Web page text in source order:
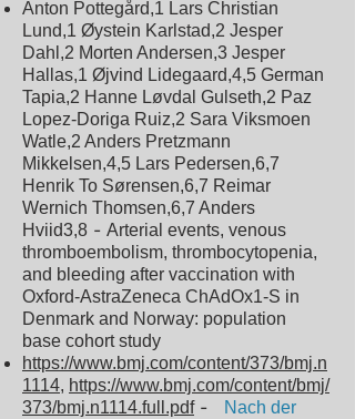
Anton Pottegård,1 Lars Christian
Lund,1 Øystein Karlstad,2 Jesper
Dahl,2 Morten Andersen,3 Jesper
Hallas,1 Øjvind Lidegaard,4,5 German
Tapia,2 Hanne Løvdal Gulseth,2 Paz
Lopez-Doriga Ruiz,2 Sara Viksmoen
Watle,2 Anders Pretzmann
Mikkelsen,4,5 Lars Pedersen,6,7
Henrik To Sørensen,6,7 Reimar
Wernich Thomsen,6,7 Anders
Hviid3,8 - Arterial events, venous
thromboembolism, thrombocytopenia,
and bleeding after vaccination with
Oxford-AstraZeneca ChAdOx1-S in
Denmark and Norway: population
base cohort study
https://www.bmj.com/content/373/bmj.n
1114, https://www.bmj.com/content/bmj/
373/bmj.n1114.full.pdf-
Nach der